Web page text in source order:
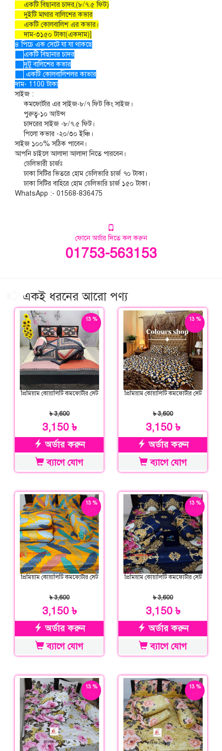
একটি বিছানার চাদর,(৮/৭.৫ ফিট)
দুইটি মাথার বালিশের কভার
একটি কোলবালিশ এর কভার।
দাম-৩১৫০ টাকা(একদাম)]
৪ পিচে এক সেটে যা যা থাকছে
একটি বিছানার চাদর
দুটু বালিশের কভার
একটি কোলবালিশলর কাভার
দাম- 1100 টাকা
সাইজ :
কমফোর্টার এর সাইজ-৮/৭ ফিট কিং সাইজ।
পুরুত্ব-১০ আউন্স
চাদরের সাইজ -৮/৭.৫ ফিট।
পিলো কভার -২০/৩০ ইঞ্চি।
সাইজ ১০০% সঠিক পাবেন।
আপনি চাইলে আলাদা আলাদা নিতে পারবেন।
ডেলিভারী চার্জঃ
ঢাকা সিটির ভিতরে হোম ডেলিভারি চার্জ ৭০ টাকা।
ঢাকা সিটির বাহিরে হোম ডেলিভারি চার্জ ১৫০ টাকা।
WhatsApp :- 01568-836475
ফোনে অর্ডার দিতে কল করুন
01753-563153
একই ধরনের আরো পণ্য
13 %
প্রিমিয়াম কোয়ালিটি কমফোর্টার সেট
৳ 3,600
3,150 ৳
অর্ডার করুন
ব্যাগে যোগ
13 %
প্রিমিয়াম কোয়ালিটি কমফোর্টার সেট
৳ 3,600
3,150 ৳
অর্ডার করুন
ব্যাগে যোগ
13 %
প্রিমিয়াম কোয়ালিটি কমফোর্টার সেট
৳ 3,600
3,150 ৳
অর্ডার করুন
ব্যাগে যোগ
13 %
প্রিমিয়াম কোয়ালিটি কমফোর্টার সেট
৳ 3,600
3,150 ৳
অর্ডার করুন
ব্যাগে যোগ
13 %
13 %